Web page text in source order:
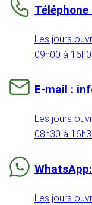
Les jours
09h00 à
E-mail :
Les jours
08h30 à
Les jours